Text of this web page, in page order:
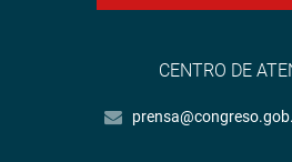
CENTRO DE